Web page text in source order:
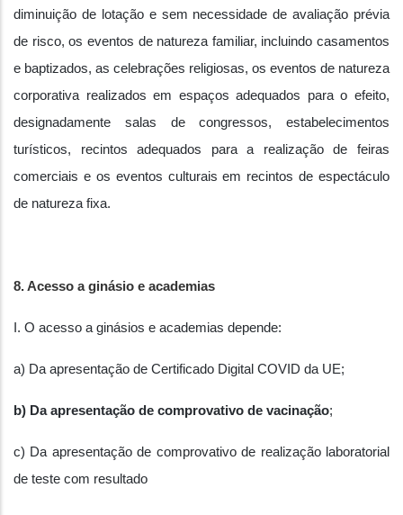
diminuição de lotação e sem necessidade de avaliação prévia
de risco, os eventos de natureza familiar, incluindo casamentos
e baptizados, as celebrações religiosas, os eventos de natureza
corporativa realizados em espaços adequados para o efeito,
designadamente salas de congressos, estabelecimentos
turísticos, recintos adequados para a realização de feiras
comerciais e os eventos culturais em recintos de espectáculo
de natureza fixa.
8. Acesso a ginásio e academias
I. O acesso a ginásios e academias depende:
a) Da apresentação de Certificado Digital COVID da UE;
b) Da apresentação de comprovativo de vacinação;
c) Da apresentação de comprovativo de realização laboratorial
de teste com resultado